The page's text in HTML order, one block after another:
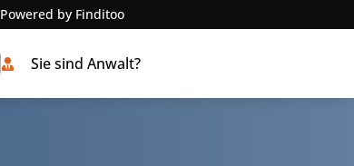
Powered by Finditoo
Sie sind Anwalt?